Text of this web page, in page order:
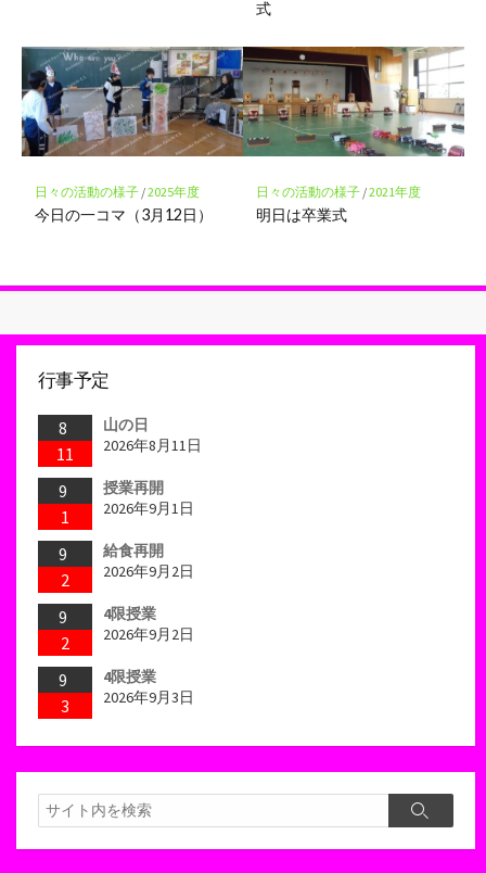
式
日々の活動の様子/2025年度
今日の一コマ（3月12日）
日々の活動の様子/2021年度
明日は卒業式
行事予定
8
11
山の日
2026年8月11日
9
1
授業再開
2026年9月1日
9
2
給食再開
2026年9月2日
9
2
4限授業
2026年9月2日
9
3
4限授業
2026年9月3日
検
索
検